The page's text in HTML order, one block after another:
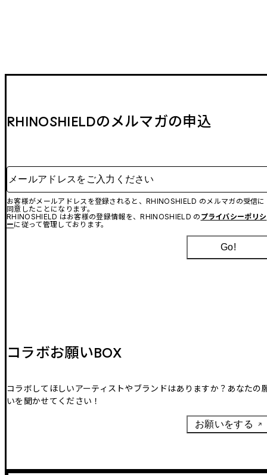
RHINOSHIELDのメルマガの申込
メールアドレスをご入力ください
お客様がメールアドレスを登録されると、RHINOSHIELD のメルマガの受信に
同意したことになります。
RHINOSHIELD はお客様の登録情報を、RHINOSHIELD の プライバシーポリシ
ーに従って管理しております。
Go!
コラボお願いBOX
コラボしてほしいアーティストやブランドはありますか？あなたの
いを聞かせてください！
お願いをする